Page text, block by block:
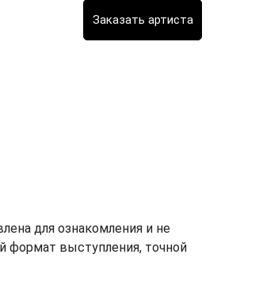
для ознакомления и не
формат выступления, точной